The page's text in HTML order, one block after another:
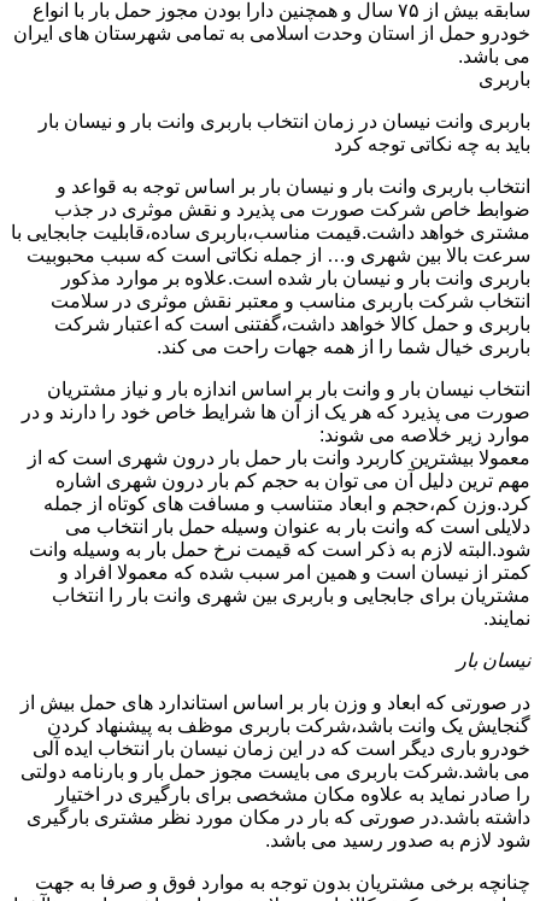
سابقه بیش از ۷۵ سال و همچنین دارا بودن مجوز حمل بار با انواع
خودرو حمل از استان وحدت اسلامی به تمامی شهرستان های ایران
می باشد.
باربری
باربری وانت نیسان در زمان انتخاب باربری وانت بار و نیسان بار
باید به چه نکاتی توجه کرد
انتخاب باربری وانت بار و نیسان بار بر اساس توجه به قواعد و
ضوابط خاص شرکت صورت می پذیرد و نقش موثری در جذب
مشتری خواهد داشت.قیمت مناسب،باربری ساده،قابلیت جابجایی با
سرعت بالا بین شهری و… از جمله نکاتی است که سبب محبوبیت
باربری وانت بار و نیسان بار شده است.علاوه بر موارد مذکور
انتخاب شرکت باربری مناسب و معتبر نقش موثری در سلامت
باربری و حمل کالا خواهد داشت،گفتنی است که اعتبار شرکت
باربری خیال شما را از همه جهات راحت می کند.
انتخاب نیسان بار و وانت بار بر اساس اندازه بار و نیاز مشتریان
صورت می پذیرد که هر یک از آن ها شرایط خاص خود را دارند و در
موارد زیر خلاصه می شوند:
معمولا بیشترین کاربرد وانت بار حمل بار درون شهری است که از
مهم ترین دلیل آن می توان به حجم کم بار درون شهری اشاره
کرد.وزن کم،حجم و ابعاد متناسب و مسافت های کوتاه از جمله
دلایلی است که وانت بار به عنوان وسیله حمل بار انتخاب می
شود.البته لازم به ذکر است که قیمت نرخ حمل بار به وسیله وانت
کمتر از نیسان است و همین امر سبب شده که معمولا افراد و
مشتریان برای جابجایی و باربری بین شهری وانت بار را انتخاب
نمایند.
نیسان بار
در صورتی که ابعاد و وزن بار بر اساس استاندارد های حمل بیش از
گنجایش یک وانت باشد،شرکت باربری موظف به پیشنهاد کردن
خودرو باری دیگر است که در این زمان نیسان بار انتخاب ایده آلی
می باشد.شرکت باربری می بایست مجوز حمل بار و بارنامه دولتی
را صادر نماید به علاوه مکان مشخصی برای بارگیری در اختیار
داشته باشد.در صورتی که بار در مکان مورد نظر مشتری بارگیری
شود لازم به صدور رسید می باشد.
چنانچه برخی مشتریان بدون توجه به موارد فوق و صرفا به جهت